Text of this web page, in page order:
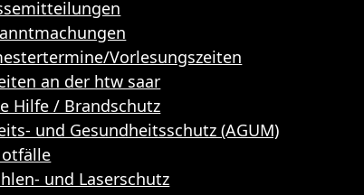
Vorlesungszeiten
an der htw saar
Hilfe / Brandschutz
und Gesundheitsschutz (AGUM)
und Laserschutz